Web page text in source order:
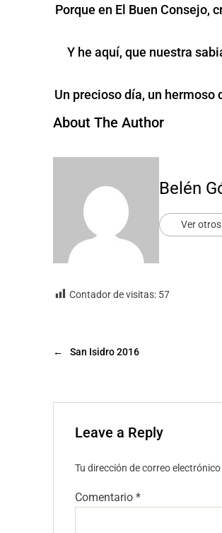
Porque en El Buen Consejo,
Y he aquí, que nuestra
Un precioso día, un
About The Author
Belén
Ver
Contador de visitas: 57
← San Isidro 2016
Leave a Reply
Tu dirección de correo
Comentario *